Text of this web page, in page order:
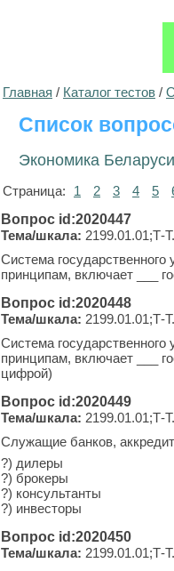
Главная / Каталог тестов /
Список
Экономика Беларуси
Страница: 1 2 3 4 5
Вопрос id:2020447
Тема/шкала: 2199.01.01;Т-
Система
принципам, включает ___
Вопрос id:2020448
Тема/шкала: 2199.01.01;Т-
Система
принципам, включает ___
цифрой)
Вопрос id:2020449
Тема/шкала: 2199.01.01;Т-
Служащие банков,
?) дилеры
?) брокеры
?) консультанты
?) инвесторы
Вопрос id:2020450
Тема/шкала: 2199.01.01;Т-